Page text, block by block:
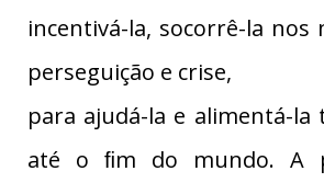
incentivá-la, socorrê-la nos
perseguição e crise,
para ajudá-la e alimentá-la
até o ﬁm do mundo. A